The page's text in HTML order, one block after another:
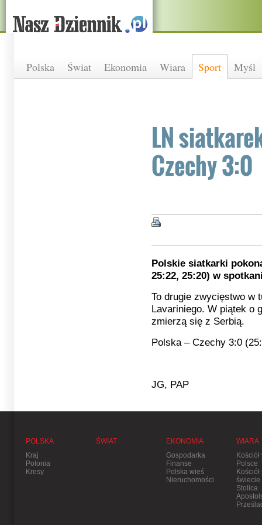
Polska Świat Ekonomia Wiara Sport Myśl
LN
Czechy 3:0
Polskie siatkarki
25:22, 25:20) w
To drugie zwycięstwo w
Lavariniego. W piątek o
zmierzą się z Serbią.
Polska – Czechy 3:0
JG, PAP
POLSKA
Kraj
Polonia
Kresy
ŚWIAT
EKONOMIA
Gospodarka
Finanse
Polska wieś
Nieruchomości
WIARA
Kościół
Polsce
Kościół
świecie
Stolica